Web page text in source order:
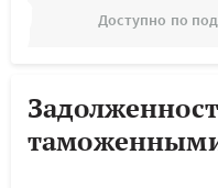
Доступно по